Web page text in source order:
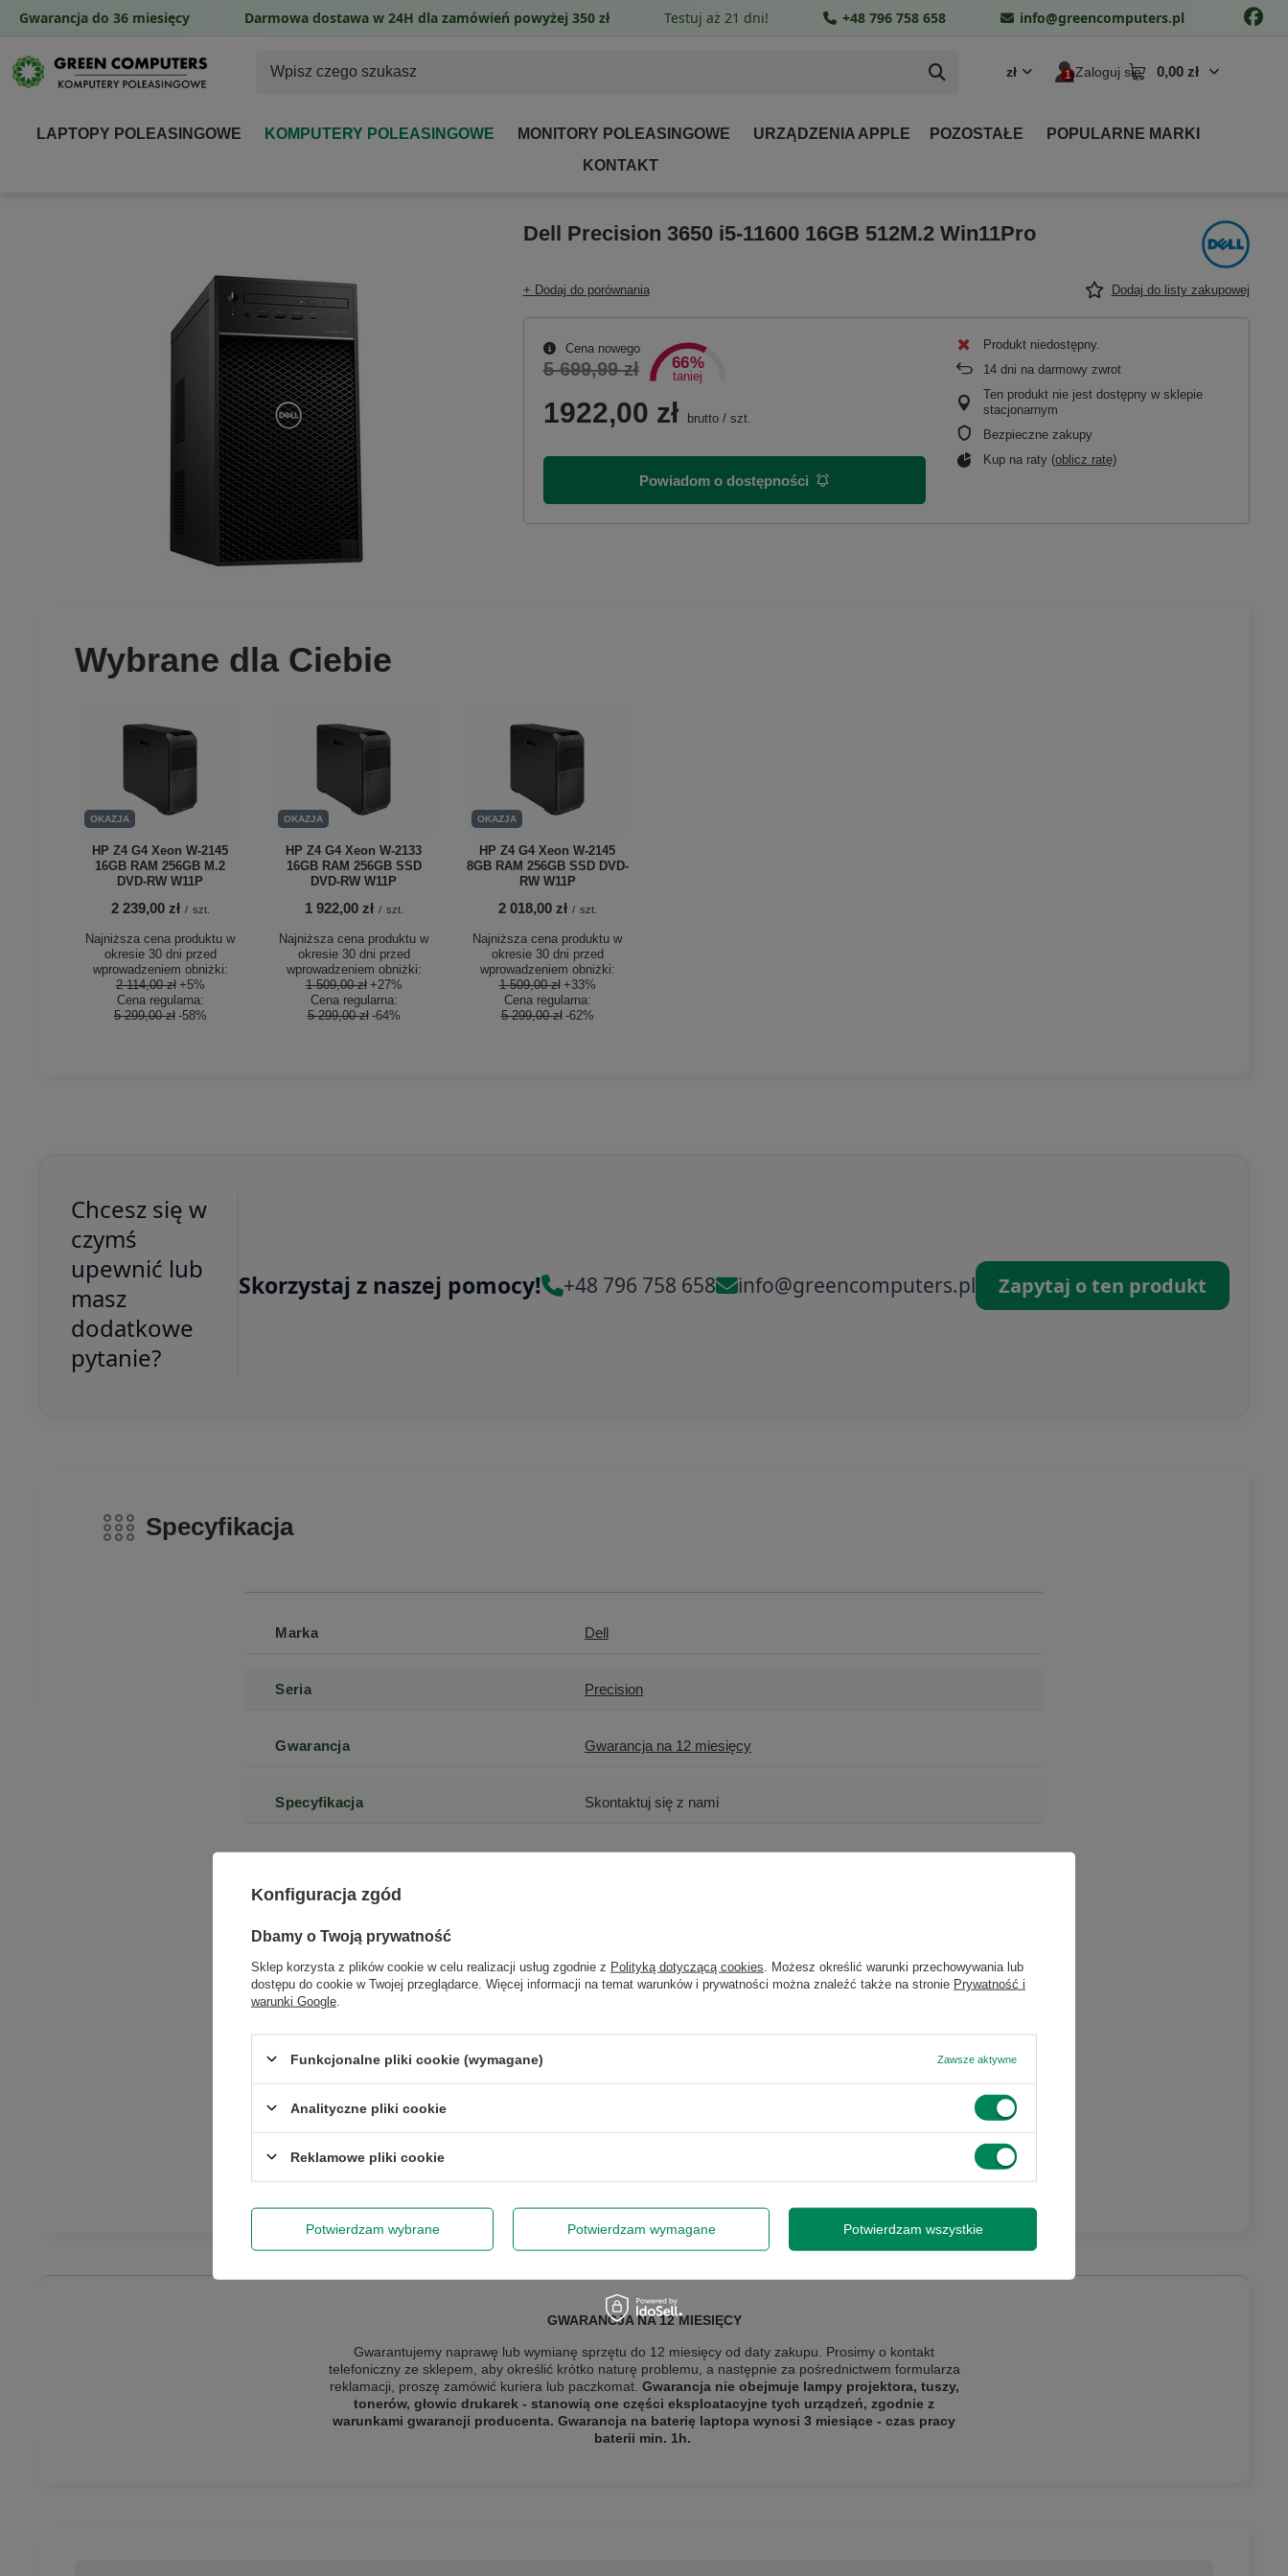
zł Zaloguj się 0,00 zł
LAPTOPY POLEASINGOWE KOMPUTERY POLEASINGOWE MONITORY POLEASINGOWE URZĄDZENIA APPLE POZOSTAŁE
POPULARNE MARKI
KONTAKT
Dell Precision 3650 i5-11600 16GB 512M.2 Win11Pro
+ Dodaj do porównania Dodaj do listy zakupowej
Cena nowego
5 699,99 zł 66%
taniej
1922,00 zł brutto/ szt.
Powiadom o dostępności
Produkt niedostępny
14 dni na darmowy zwrot
Ten produkt nie jest dostępny w sklepie
stacjonarnym
Bezpieczne zakupy
Kup na raty (oblicz ratę)
Wybrane dla Ciebie
OKAZJA
HP Z4 G4 Xeon W-2145
16GB RAM 256GB M.2
DVD-RW W11P
2 239,00 zł / szt.
Najniższa cena produktu w
okresie 30 dni przed
wprowadzeniem obniżki:
2 114,00 zł +5%
Cena regularna:
5 299,00 zł -58%
OKAZJA
HP Z4 G4 Xeon W-2133
16GB RAM 256GB SSD
DVD-RW W11P
1 922,00 zł / szt.
Najniższa cena produktu w
okresie 30 dni przed
wprowadzeniem obniżki:
1 509,00 zł +27%
Cena regularna:
5 299,00 zł -64%
OKAZJA
HP Z4 G4 Xeon W-2145
8GB RAM 256GB SSD DVD-
RW W11P
2 018,00 zł / szt.
Najniższa cena produktu w
okresie 30 dni przed
wprowadzeniem obniżki:
1 509,00 zł +33%
Cena regularna:
5 299,00 zł -62%
Chcesz się w
czymś
upewnić lub
masz
dodatkowe
pytanie?
Skorzystaj z naszej pomocy! +48 796 758 658 info@greencomputers.pl Zapytaj o ten produkt
Specyfikacja
Marka Dell
Seria Precision
Gwarancja Gwarancja na 12 miesięcy
Specyfikacja Skontaktuj się z nami
Klasa A
GWARANCJA NA 12 MIESIĘCY
Gwarantujemy naprawę lub wymianę sprzętu do 12 miesięcy od daty zakupu. Prosimy o kontakt
telefoniczny ze sklepem, aby określić krótko naturę problemu, a następnie za pośrednictwem formularza
reklamacji, proszę zamówić kuriera lub paczkomat. Gwarancja nie obejmuje lampy projektora, tuszy,
tonerów, głowic drukarek - stanowią one części eksploatacyjne tych urządzeń, zgodnie z
warunkami gwarancji producenta. Gwarancja na baterię laptopa wynosi 3 miesiące - czas pracy
baterii min. 1h.
Gwarancja do 36 miesięcy Darmowa dostawa w 24H dla zamówień powyżej 350 zł Testuj aż 21 dni! +48 796 758 658 info@greencomputers.pl
Konfiguracja zgód
Dbamy o Twoją prywatność
Sklep korzysta z plików cookie w celu realizacji usług zgodnie z Polityką dotyczącą cookies . Możesz określić warunki przechowywania lub
dostępu do cookie w Twojej przeglądarce. Więcej informacji na temat warunków i prywatności można znaleźć także na stronie Prywatność i
warunki Google
Funkcjonalne pliki cookie (wymagane) Zawsze aktywne
Analityczne pliki cookie
Reklamowe pliki cookie
Potwierdzam wybrane Potwierdzam wymagane Potwierdzam wszystkie